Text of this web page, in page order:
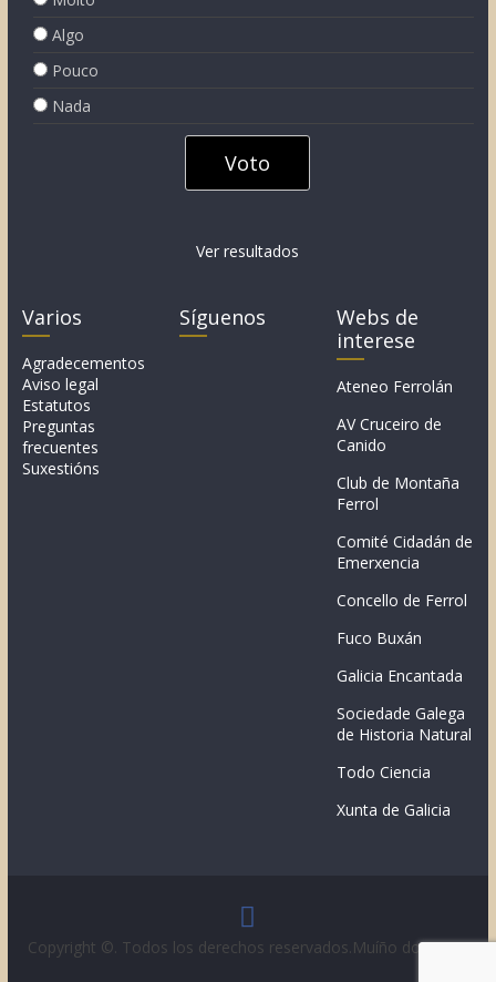
Algo
Pouco
Nada
Ver resultados
Varios
Agradecementos
Aviso legal
Estatutos
Preguntas
frecuentes
Suxestións
Síguenos
Webs de
interese
Ateneo Ferrolán
AV Cruceiro de
Canido
Club de Montaña
Ferrol
Comité Cidadán de
Emerxencia
Concello de Ferrol
Fuco Buxán
Galicia Encantada
Sociedade Galega
de Historia Natural
Todo Ciencia
Xunta de Galicia